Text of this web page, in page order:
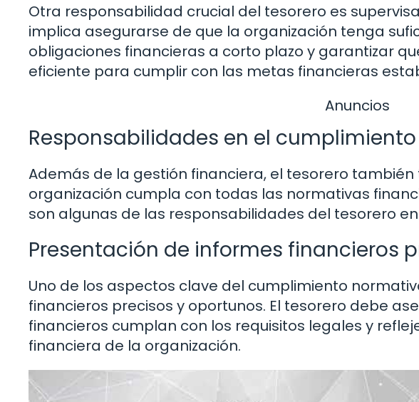
Otra responsabilidad crucial del tesorero es
implica asegurarse de que la organización tenga
obligaciones financieras a corto plazo y garantizar
eficiente para cumplir con las metas financieras
Anuncios
Responsabilidades en el
Además de la gestión financiera, el tesorero
organización cumpla con todas las normativas
son algunas de las responsabilidades del tesorero
Presentación de informes financieros
Uno de los aspectos clave del cumplimiento
financieros precisos y oportunos. El tesorero debe
financieros cumplan con los requisitos legales y
financiera de la organización.